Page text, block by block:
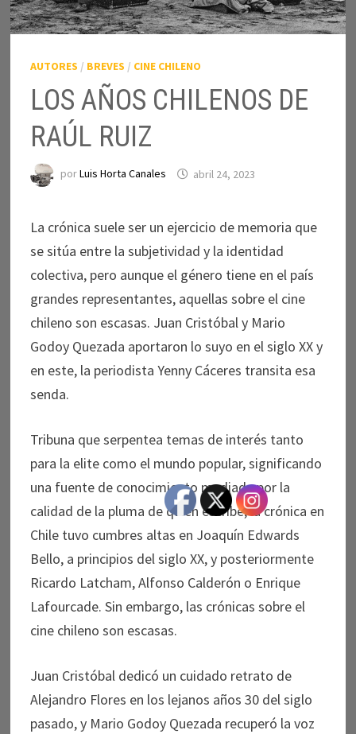
AUTORES / BREVES / CINE CHILENO
LOS AÑOS CHILENOS DE
RAÚL RUIZ
porLuis Horta Canales abril 24, 2023
La crónica suele ser un ejercicio de memoria que
se sitúa entre la subjetividad y la identidad
colectiva, pero aunque el género tiene en el país
grandes representantes, aquellas sobre el cine
chileno son escasas. Juan Cristóbal y Mario
Godoy Quezada aportaron lo suyo en el siglo XX y
en este, la periodista Yenny Cáceres transita esa
senda.
Tribuna que serpentea temas de interés tanto
para la elite como el mundo popular, significando
una fuente de conocimiento mediada por la
calidad de la pluma de quien escribe, la crónica en
Chile tuvo cumbres altas en Joaquín Edwards
Bello, a principios del siglo XX, y posteriormente
Ricardo Latcham, Alfonso Calderón o Enrique
Lafourcade. Sin embargo, las crónicas sobre el
cine chileno son escasas.
Juan Cristóbal dedicó un cuidado retrato de
Alejandro Flores en los lejanos años 30 del siglo
pasado, y Mario Godoy Quezada recuperó la voz